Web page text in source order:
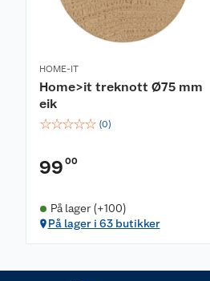
HOME-IT
Home>it treknott Ø75 mm
eik
☆☆☆☆☆ (0)
99 00
På lager (+100)
På lager i 63 butikker